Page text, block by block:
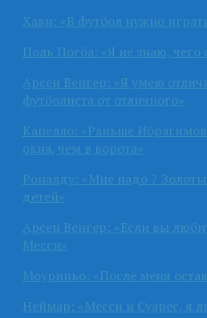
Хави: «В футбол нужно
Поль Погба: «Я не знаю, чего
Арсен Венгер: «Я умею
футболиста от отличного»
Капелло: «Раньше
окна, чем в ворота»
Роналду: «Мне надо 7
детей»
Арсен Венгер: «Если вы
Месси»
Моуриньо: «После меня
Неймар: «Месси и Суарес, я